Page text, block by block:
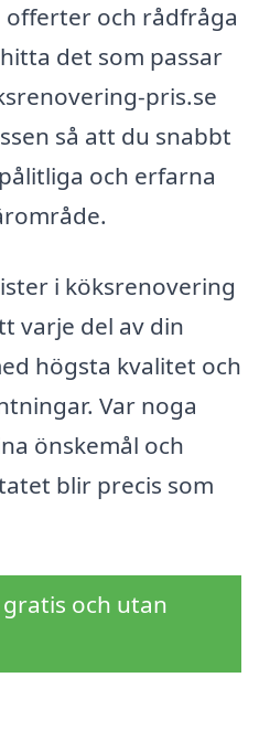
och rådfråga
det som passar
pris.se
så att du snabbt
och erfarna
i köksrenovering
varje del av din
högsta kvalitet och
Var noga
önskemål och
blir precis som
och utan